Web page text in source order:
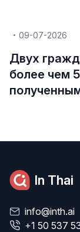
09-07-2026
Двух
более чем
In Thai
info@inth.ai
+1 50 537